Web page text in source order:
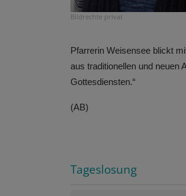
Bildrechte privat
Pfarrerin Weisensee blickt
aus traditionellen und neuen
Gottesdiensten.“
(AB)
Tageslosung